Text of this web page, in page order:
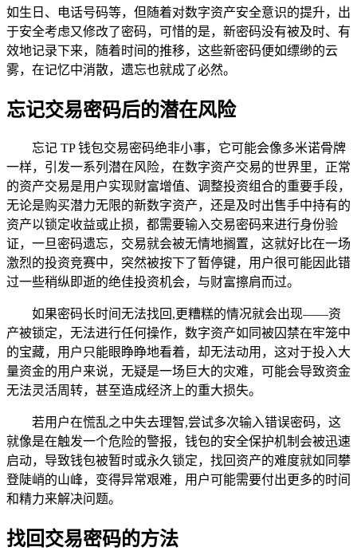
如生日、电话号码等，但随着对数字资产安全意识的提升，出
于安全考虑又修改了密码，可惜的是，新密码没有被及时、有
效地记录下来，随着时间的推移，这些新密码便如缥缈的云
雾，在记忆中消散，遗忘也就成了必然。
忘记交易密码后的潜在风险
忘记 TP 钱包交易密码绝非小事，它可能会像多米诺骨牌
一样，引发一系列潜在风险，在数字资产交易的世界里，正常
的资产交易是用户实现财富增值、调整投资组合的重要手段，
无论是购买潜力无限的新数字资产，还是及时出售手中持有的
资产以锁定收益或止损，都需要输入交易密码来进行身份验
证，一旦密码遗忘，交易就会被无情地搁置，这就好比在一场
激烈的投资竞赛中，突然被按下了暂停键，用户很可能因此错
过一些稍纵即逝的绝佳投资机会，与财富擦肩而过。
如果密码长时间无法找回,更糟糕的情况就会出现——资
产被锁定，无法进行任何操作，数字资产如同被囚禁在牢笼中
的宝藏，用户只能眼睁睁地看着，却无法动用，这对于投入大
量资金的用户来说，无疑是一场巨大的灾难，可能会导致资金
无法灵活周转，甚至造成经济上的重大损失。
若用户在慌乱之中失去理智,尝试多次输入错误密码，这
就像是在触发一个危险的警报，钱包的安全保护机制会被迅速
启动，导致钱包被暂时或永久锁定，找回资产的难度就如同攀
登陡峭的山峰，变得异常艰难，用户可能需要付出更多的时间
和精力来解决问题。
找回交易密码的方法